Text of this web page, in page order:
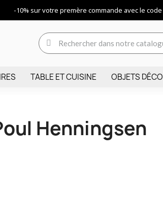
-10% sur votre premère commande avec le code
TABLE ET CUISINE OBJETS DÉCO
Henningsen